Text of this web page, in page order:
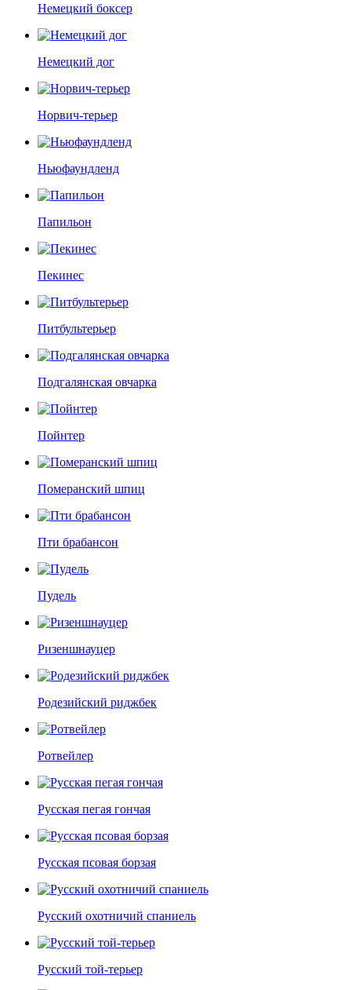
Немецкий боксер
Немецкий дог
Норвич-терьер
Ньюфаундленд
Папильон
Пекинес
Питбультерьер
Подгалянская овчарка
Пойнтер
Померанский шпиц
Пти брабансон
Пудель
Ризеншнауцер
Родезийский риджбек
Ротвейлер
Русская пегая гончая
Русская псовая борзая
Русский охотничий спаниель
Русский той-терьер